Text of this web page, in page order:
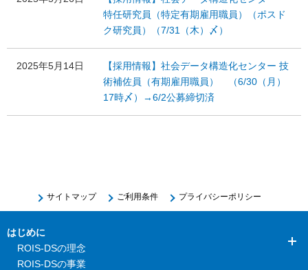
特任研究員（特定有期雇用職員）（ポスド
ク研究員）（7/31（木）〆）
2025年5月14日
【採用情報】社会データ構造化センター 技
術補佐員（有期雇用職員） （6/30（月）
17時〆）→6/2公募締切済
サイトマップ ご利用条件 プライバシーポリシー
はじめに
ROIS-DSの理念
ROIS-DSの事業